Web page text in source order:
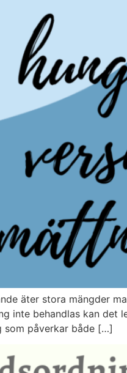
äter stora mängder
inte behandlas kan
som påverkar både […]